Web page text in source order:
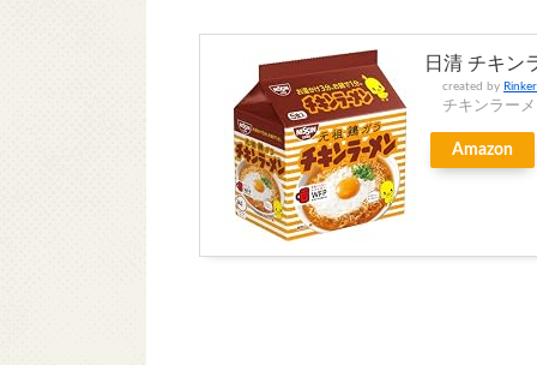
日清 チキン
created by Rinker
チキンラー
Amazon